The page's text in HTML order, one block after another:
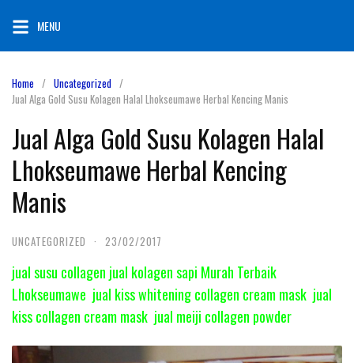
content
MENU
Home
Uncategorized
Jual Alga Gold Susu Kolagen Halal Lhokseumawe Herbal Kencing Manis
Jual Alga Gold Susu Kolagen Halal
Lhokseumawe Herbal Kencing
Manis
UNCATEGORIZED · 23/02/2017
jual susu collagen jual kolagen sapi Murah Terbaik
Lhokseumawe jual kiss whitening collagen cream mask jual
kiss collagen cream mask jual meiji collagen powder